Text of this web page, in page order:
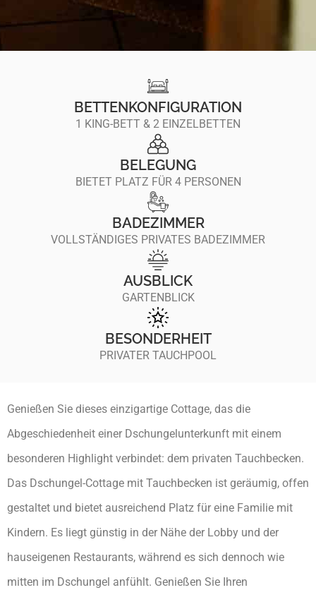
BETTENKONFIGURATION
1 KING-BETT & 2 EINZELBETTEN
BELEGUNG
BIETET PLATZ FÜR 4 PERSONEN
BADEZIMMER
VOLLSTÄNDIGES PRIVATES BADEZIMMER
AUSBLICK
GARTENBLICK
BESONDERHEIT
PRIVATER TAUCHPOOL
Genießen Sie dieses einzigartige Cottage, das die
Abgeschiedenheit einer Dschungelunterkunft mit einem
besonderen Highlight verbindet: dem privaten Tauchbecken.
Das Dschungel-Cottage mit Tauchbecken ist geräumig, offen
gestaltet und bietet ausreichend Platz für eine Familie mit
Kindern. Es liegt günstig in der Nähe der Lobby und der
hauseigenen Restaurants, während es sich dennoch wie
mitten im Dschungel anfühlt. Genießen Sie Ihren